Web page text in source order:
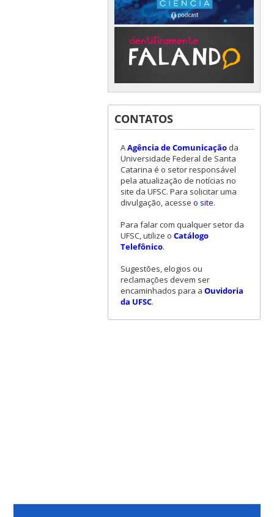
CONTATOS
AAgência de Comunicaçãoda
Universidade Federal de Santa
Catarina é o setor responsável
pela atualização de notícias no
site da UFSC. Para solicitar uma
divulgação, acesse o site.
Para falar com qualquer setor da
UFSC, utilize o Catálogo
Telefônico.
Sugestões, elogios ou
reclamações devem ser
encaminhados para a Ouvidoria
da UFSC.